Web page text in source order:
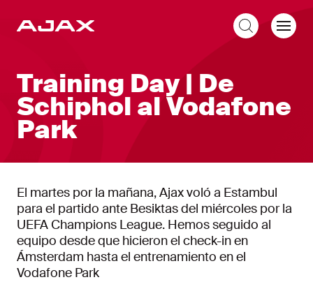
Training Day | De
Schiphol al Vodafone
Park
El martes por la mañana, Ajax voló a Estambul
para el partido ante Besiktas del miércoles por la
UEFA Champions League. Hemos seguido al
equipo desde que hicieron el check-in en
Ámsterdam hasta el entrenamiento en el
Vodafone Park